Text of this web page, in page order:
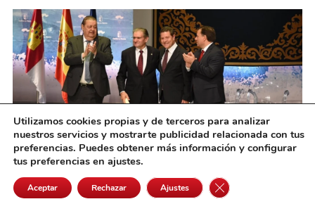
Fallece el expresidente de Eurocaja Rural,
Andrés Gómez Mora, a los 89 años
agosto 6, 2026
Utilizamos cookies propias y de terceros para analizar
nuestros servicios y mostrarte publicidad relacionada con tus
preferencias. Puedes obtener más información y configurar
tus preferencias en ajustes.
Aceptar Rechazar Ajustes Cerrar el banner de